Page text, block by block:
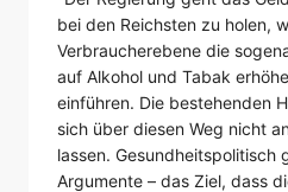
bei den Reichsten zu holen,
Verbraucherebene die
auf Alkohol und Tabak
einführen. Die bestehenden
sich über diesen Weg nicht
lassen. Gesundheitspolitisch
Argumente – das Ziel, dass